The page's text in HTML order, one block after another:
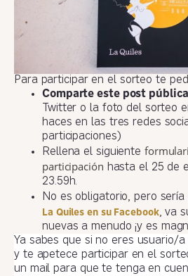
Para participar en el sorteo te
Comparte este post
Twitter o la foto del sorteo
haces en las tres redes
participaciones)
Rellena el siguiente
participación hasta el 25 de
23.59h.
No es obligatorio, pero
La Quiles en su Facebook, va
nuevas a menudo ¡y es
Ya sabes que si no eres usuario/
y te apetece participar en el
un mail para que te tenga en